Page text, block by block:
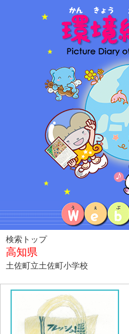
検索トップ
高知県
土佐町立土佐町小学校